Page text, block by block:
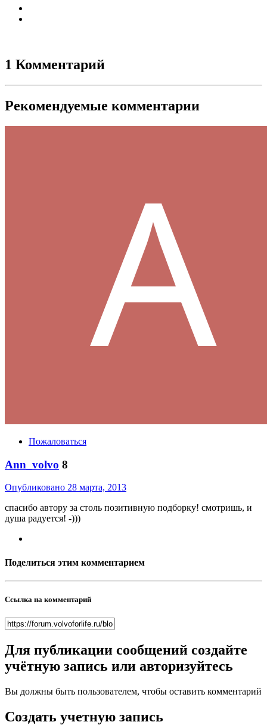
1 Комментарий
Рекомендуемые комментарии
Пожаловаться
Ann_volvo 8
Опубликовано 28 марта, 2013
спасибо автору за столь позитивную подборку! смотришь, и
душа радуется! -)))
Поделиться этим комментарием
Ссылка на комментарий
Для публикации сообщений создайте
учётную запись или авторизуйтесь
Вы должны быть пользователем, чтобы оставить комментарий
Создать учетную запись